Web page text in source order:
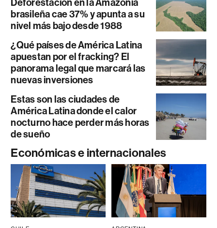
brasileña cae 37% y apunta a su
nivel más bajo desde 1988
¿Qué países de América Latina
apuestan por el fracking? El
panorama legal que marcará las
nuevas inversiones
Estas son las ciudades de
América Latina donde el calor
nocturno hace perder más horas
de sueño
Económicas e internacionales